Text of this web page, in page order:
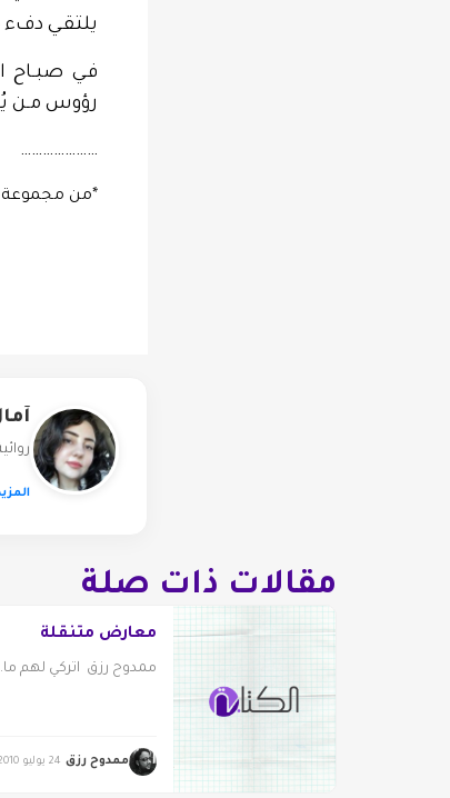
يلتقـي
فـي صبـاح
رؤوس مـن
…………………
*من مجموعة
مقالات ذات صلة
معارض متنقلة
ممدوح رزق اتركي لهم
ممدوح رزق 24 يوليو 2010